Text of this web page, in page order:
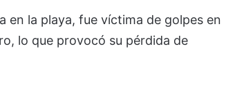
en la playa, fue víctima de golpes en
lo que provocó su pérdida de